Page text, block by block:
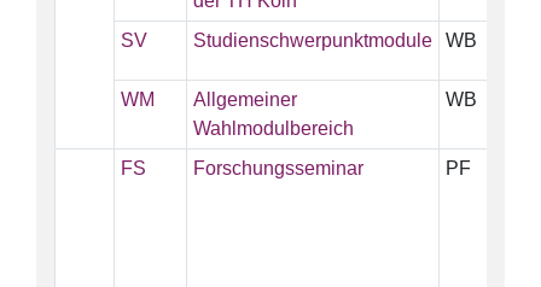
SV Studienschwerpunktmodule WB
WM
Allgemeiner
Wahlmodulbereich
WB
FS Forschungsseminar PF